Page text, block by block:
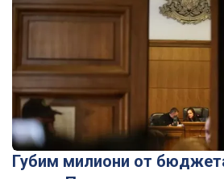
Губим милиони от